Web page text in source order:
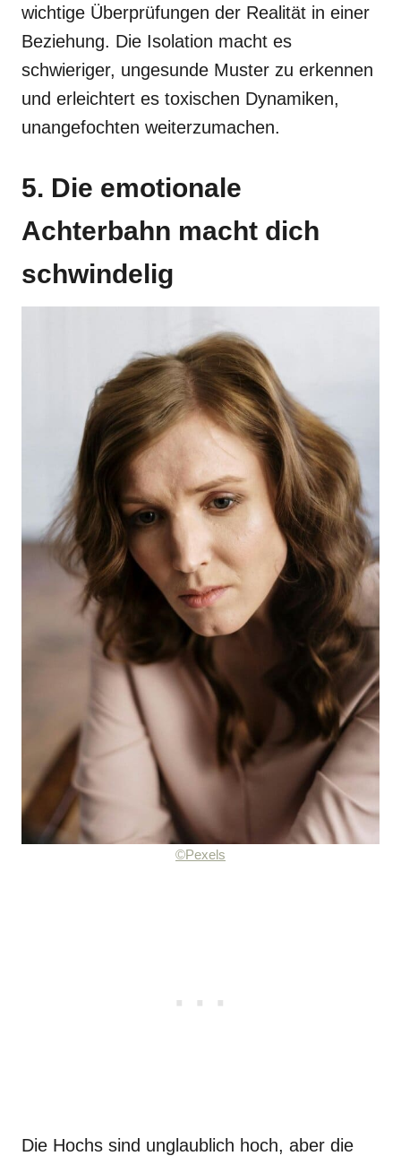
wichtige Überprüfungen der Realität in einer
Beziehung. Die Isolation macht es
schwieriger, ungesunde Muster zu erkennen
und erleichtert es toxischen Dynamiken,
unangefochten weiterzumachen.
5. Die emotionale
Achterbahn macht dich
schwindelig
©Pexels
Die Hochs sind unglaublich hoch, aber die